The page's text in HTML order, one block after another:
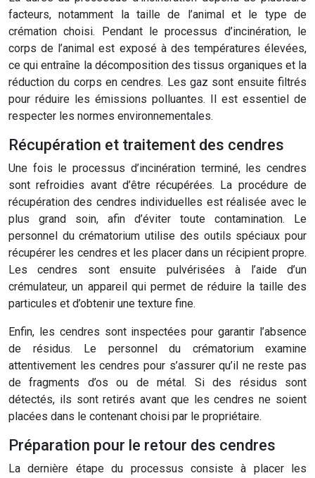
facteurs, notamment la taille de l’animal et le type de
crémation choisi. Pendant le processus d’incinération, le
corps de l’animal est exposé à des températures élevées,
ce qui entraîne la décomposition des tissus organiques et la
réduction du corps en cendres. Les gaz sont ensuite filtrés
pour réduire les émissions polluantes. Il est essentiel de
respecter les normes environnementales.
Récupération et traitement des cendres
Une fois le processus d’incinération terminé, les cendres
sont refroidies avant d’être récupérées. La procédure de
récupération des cendres individuelles est réalisée avec le
plus grand soin, afin d’éviter toute contamination. Le
personnel du crématorium utilise des outils spéciaux pour
récupérer les cendres et les placer dans un récipient propre.
Les cendres sont ensuite pulvérisées à l’aide d’un
crémulateur, un appareil qui permet de réduire la taille des
particules et d’obtenir une texture fine.
Enfin, les cendres sont inspectées pour garantir l’absence
de résidus. Le personnel du crématorium examine
attentivement les cendres pour s’assurer qu’il ne reste pas
de fragments d’os ou de métal. Si des résidus sont
détectés, ils sont retirés avant que les cendres ne soient
placées dans le contenant choisi par le propriétaire.
Préparation pour le retour des cendres
La dernière étape du processus consiste à placer les